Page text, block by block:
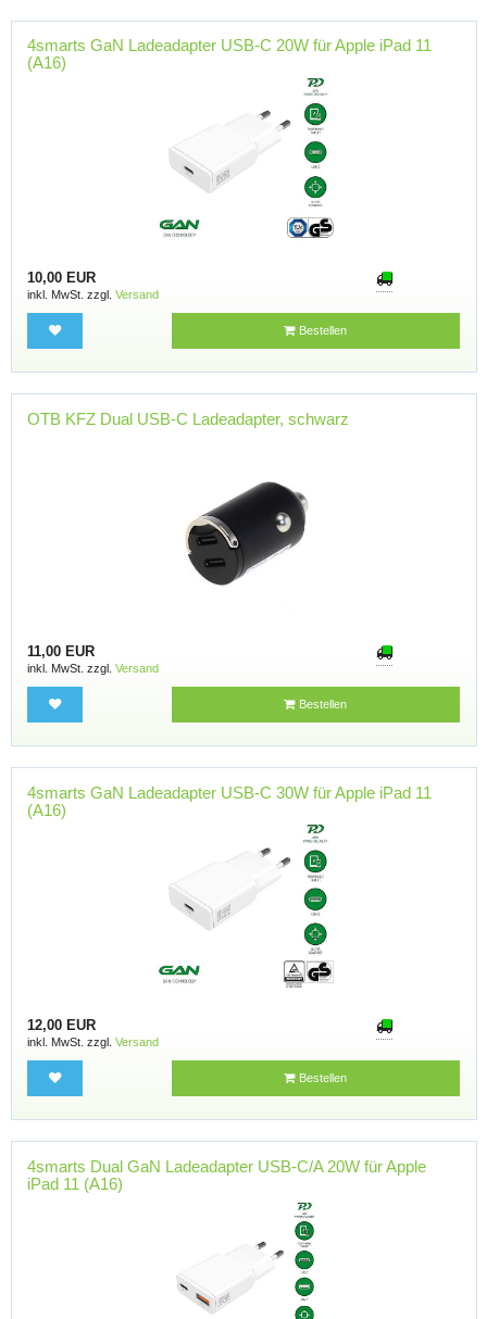
4smarts GaN Ladeadapter USB-C 20W für Apple iPad 11
(A16)
10,00 EUR
inkl. MwSt. zzgl. Versand
Bestellen
OTB KFZ Dual USB-C Ladeadapter, schwarz
11,00 EUR
inkl. MwSt. zzgl. Versand
Bestellen
4smarts GaN Ladeadapter USB-C 30W für Apple iPad 11
(A16)
12,00 EUR
inkl. MwSt. zzgl. Versand
Bestellen
4smarts Dual GaN Ladeadapter USB-C/A 20W für Apple
iPad 11 (A16)